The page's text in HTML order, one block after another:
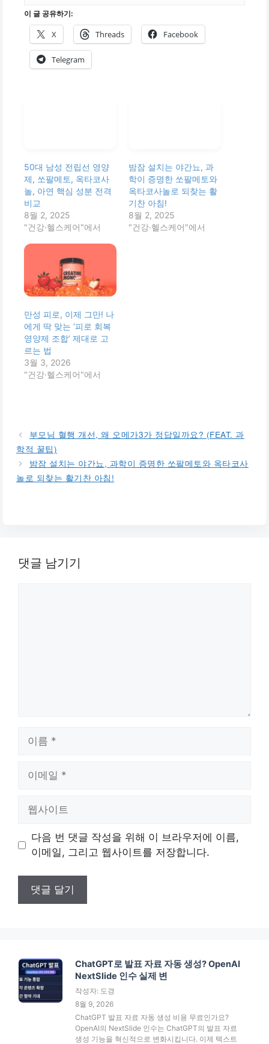
이 글 공유하기:
X Threads Facebook
Telegram
50대 남성 전립선 영양
제, 쏘팔메토, 옥타코사
놀, 아연 핵심 성분 전격
비교
8월 2, 2025
"건강·헬스케어"에서
밤잠 설치는 야간뇨, 과
학이 증명한 쏘팔메토와
옥타코사놀로 되찾는 활
기찬 아침!
8월 2, 2025
"건강·헬스케어"에서
만성 피로, 이제 그만! 나
에게 딱 맞는 ‘피로 회복
영양제 조합’ 제대로 고
르는 법
3월 3, 2026
"건강·헬스케어"에서
부모님 혈행 개선, 왜 오메가3가 정답일까요? (FEAT. 과
학적 꿀팁)
밤잠 설치는 야간뇨, 과학이 증명한 쏘팔메토와 옥타코사
놀로 되찾는 활기찬 아침!
댓글 남기기
트
다음 번 댓글 작성을 위해 이 브라우저에 이름,
이메일, 그리고 웹사이트를 저장합니다.
ChatGPT로 발표 자료 자동 생성? OpenAI
NextSlide 인수 실제 변
작성자: 도경
8월 9, 2026
ChatGPT 발표 자료 자동 생성 비용 무료인가요?
OpenAI의 NextSlide 인수는 ChatGPT의 발표 자료
생성 기능을 혁신적으로 변화시킵니다. 이제 텍스트